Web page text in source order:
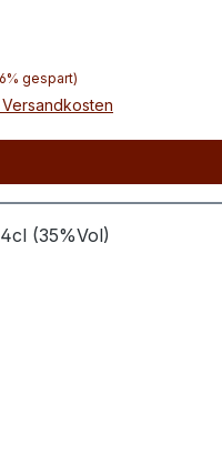
gespart)